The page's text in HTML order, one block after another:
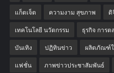
แก็ตเจ็ต ความงาม สุขภาพ ดิ
เทคโนโลยี นวัตกรรม ธุรกิจ การต
บันเทิง ปฏิทินข่าว ผลิตภัณฑ์
แฟชั่น ภาพข่าวประชาสัมพันธ์